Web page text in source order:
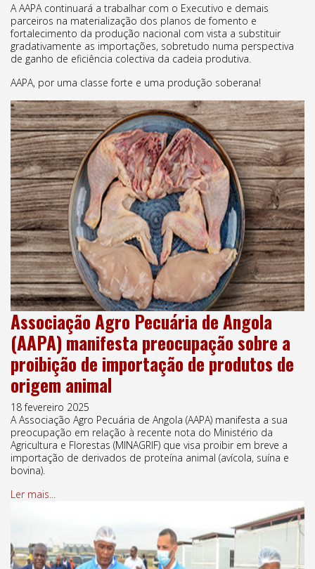
A AAPA continuará a trabalhar com o Executivo e demais
parceiros na materialização dos planos de fomento e
fortalecimento da produção nacional com vista a substituir
gradativamente as importações, sobretudo numa perspectiva
de ganho de eficiência colectiva da cadeia produtiva.
AAPA, por uma classe forte e uma produção soberana!
Associação Agro Pecuária de Angola
(AAPA) manifesta preocupação sobre a
proibição de importação de produtos de
origem animal
18 fevereiro 2025
A Associação Agro Pecuária de Angola (AAPA) manifesta a sua
preocupação em relação à recente nota do Ministério da
Agricultura e Florestas (MINAGRIF) que visa proibir em breve a
importação de derivados de proteína animal (avícola, suína e
bovina).
Ler mais...